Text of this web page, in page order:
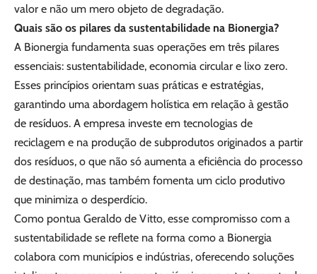
valor e não um mero objeto de degradação.
Quais são os pilares da sustentabilidade na Bionergia?
A Bionergia fundamenta suas operações em três pilares
essenciais: sustentabilidade, economia circular e lixo zero.
Esses princípios orientam suas práticas e estratégias,
garantindo uma abordagem holística em relação à gestão
de resíduos. A empresa investe em tecnologias de
reciclagem e na produção de subprodutos originados a partir
dos resíduos, o que não só aumenta a eficiência do processo
de destinação, mas também fomenta um ciclo produtivo
que minimiza o desperdício.
Como pontua Geraldo de Vitto, esse compromisso com a
sustentabilidade se reflete na forma como a Bionergia
colabora com municípios e indústrias, oferecendo soluções